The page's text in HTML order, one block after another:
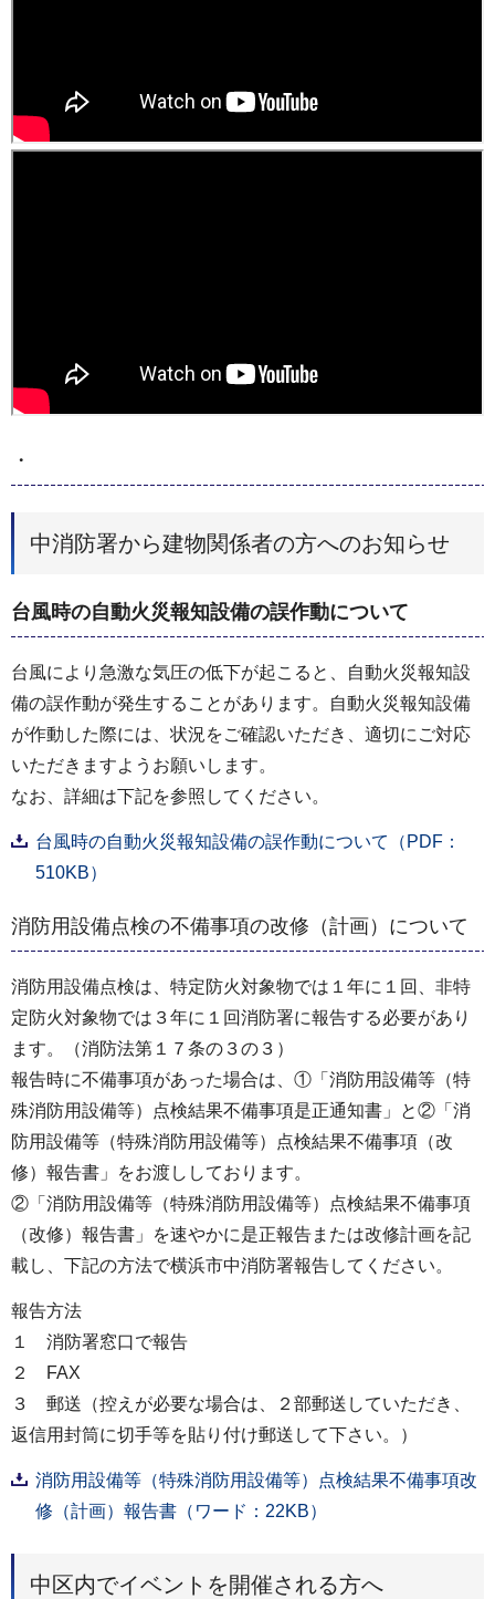
・
中消防署から建物関係者の方へのお知らせ
台風時の自動火災報知設備の誤作動について
台風により急激な気圧の低下が起こると、自動火災報知設
備の誤作動が発生することがあります。自動火災報知設備
が作動した際には、状況をご確認いただき、適切にご対応
いただきますようお願いします。
なお、詳細は下記を参照してください。
台風時の自動火災報知設備の誤作動について（PDF：
510KB）
消防用設備点検の不備事項の改修（計画）について
消防用設備点検は、特定防火対象物では１年に１回、非特
定防火対象物では３年に１回消防署に報告する必要があり
ます。（消防法第１７条の３の３）
報告時に不備事項があった場合は、①「消防用設備等（特
殊消防用設備等）点検結果不備事項是正通知書」と②「消
防用設備等（特殊消防用設備等）点検結果不備事項（改
修）報告書」をお渡ししております。
②「消防用設備等（特殊消防用設備等）点検結果不備事項
（改修）報告書」を速やかに是正報告または改修計画を記
載し、下記の方法で横浜市中消防署報告してください。
報告方法
１ 消防署窓口で報告
２ FAX
３ 郵送（控えが必要な場合は、２部郵送していただき、
返信用封筒に切手等を貼り付け郵送して下さい。）
消防用設備等（特殊消防用設備等）点検結果不備事項改
修（計画）報告書（ワード：22KB）
中区内でイベントを開催される方へ